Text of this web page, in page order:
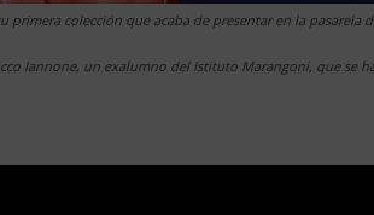
colección que acaba de presentar en la pasarela
Iannone, un exalumno del Istituto Marangoni, que se